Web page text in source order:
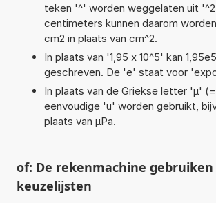
teken '^' worden weggelaten uit
centimeters kunnen daarom
cm2 in plaats van cm^2.
In plaats van '1,95 x 10^5' kan
geschreven. De 'e' staat voor
In plaats van de Griekse letter 'µ'
eenvoudige 'u' worden gebruikt,
plaats van µPa.
of: De rekenmachine
keuzelijsten